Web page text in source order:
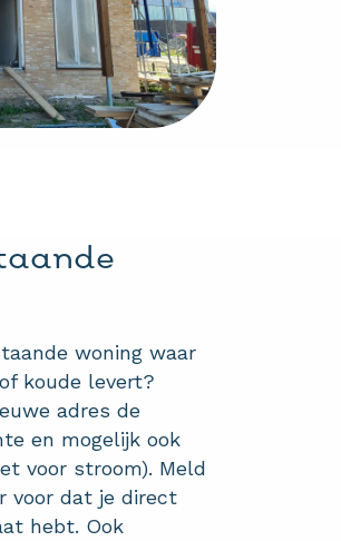
woning waar
koude levert?
adres de
en mogelijk ook
voor stroom). Meld
voor dat je direct
hebt. Ook